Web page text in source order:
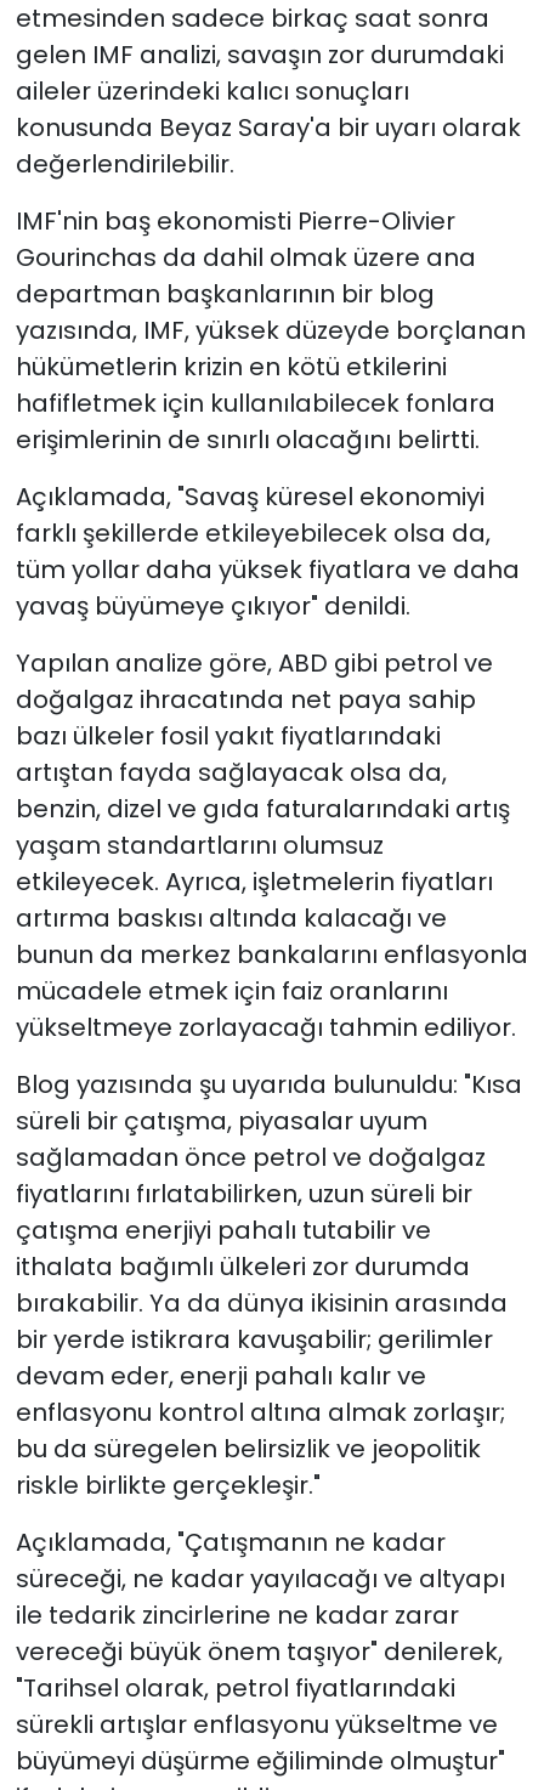
etmesinden sadece birkaç saat sonra
gelen IMF analizi, savaşın zor durumdaki
aileler üzerindeki kalıcı sonuçları
konusunda Beyaz Saray'a bir uyarı olarak
değerlendirilebilir.
IMF'nin baş ekonomisti Pierre-Olivier
Gourinchas da dahil olmak üzere ana
departman başkanlarının bir blog
yazısında, IMF, yüksek düzeyde borçlanan
hükümetlerin krizin en kötü etkilerini
hafifletmek için kullanılabilecek fonlara
erişimlerinin de sınırlı olacağını belirtti.
Açıklamada, "Savaş küresel ekonomiyi
farklı şekillerde etkileyebilecek olsa da,
tüm yollar daha yüksek fiyatlara ve daha
yavaş büyümeye çıkıyor" denildi.
Yapılan analize göre, ABD gibi petrol ve
doğalgaz ihracatında net paya sahip
bazı ülkeler fosil yakıt fiyatlarındaki
artıştan fayda sağlayacak olsa da,
benzin, dizel ve gıda faturalarındaki artış
yaşam standartlarını olumsuz
etkileyecek. Ayrıca, işletmelerin fiyatları
artırma baskısı altında kalacağı ve
bunun da merkez bankalarını enflasyonla
mücadele etmek için faiz oranlarını
yükseltmeye zorlayacağı tahmin ediliyor.
Blog yazısında şu uyarıda bulunuldu: "Kısa
süreli bir çatışma, piyasalar uyum
sağlamadan önce petrol ve doğalgaz
fiyatlarını fırlatabilirken, uzun süreli bir
çatışma enerjiyi pahalı tutabilir ve
ithalata bağımlı ülkeleri zor durumda
bırakabilir. Ya da dünya ikisinin arasında
bir yerde istikrara kavuşabilir; gerilimler
devam eder, enerji pahalı kalır ve
enflasyonu kontrol altına almak zorlaşır;
bu da süregelen belirsizlik ve jeopolitik
riskle birlikte gerçekleşir."
Açıklamada, "Çatışmanın ne kadar
süreceği, ne kadar yayılacağı ve altyapı
ile tedarik zincirlerine ne kadar zarar
vereceği büyük önem taşıyor" denilerek,
"Tarihsel olarak, petrol fiyatlarındaki
sürekli artışlar enflasyonu yükseltme ve
büyümeyi düşürme eğiliminde olmuştur"